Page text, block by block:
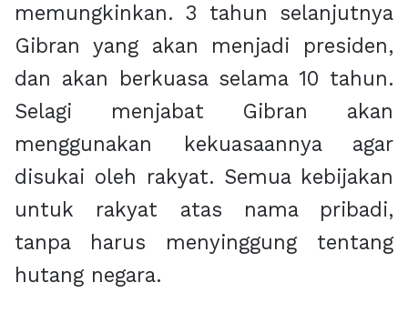
memungkinkan. 3 tahun selanjutnya
Gibran yang akan menjadi presiden,
dan akan berkuasa selama 10 tahun.
Selagi menjabat Gibran akan
menggunakan kekuasaannya agar
disukai oleh rakyat. Semua kebijakan
untuk rakyat atas nama pribadi,
tanpa harus menyinggung tentang
hutang negara.